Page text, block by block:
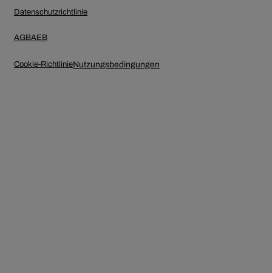
Datenschutzrichtlinie
AGBAEB
Cookie-RichtlinieNutzungsbedingungen